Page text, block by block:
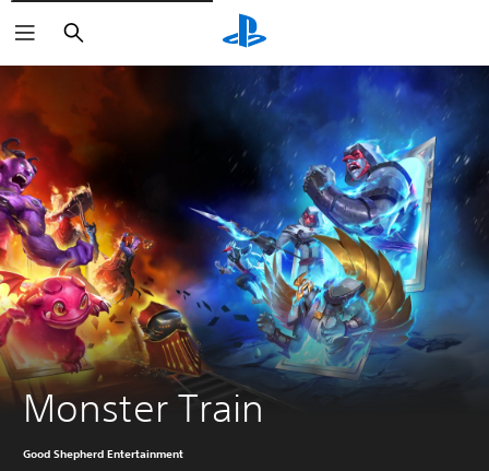
Buscar
Monster Train
Good Shepherd Entertainment